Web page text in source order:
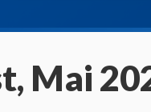
Mai